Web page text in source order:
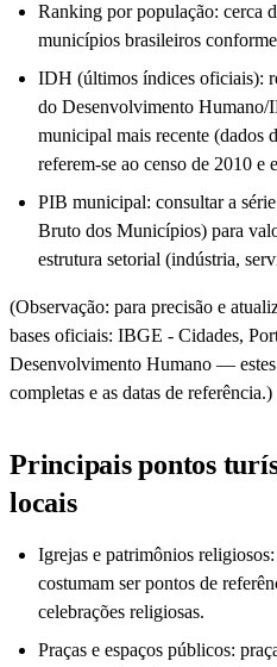
Ranking por população: cerca
municípios brasileiros
IDH (últimos índices oficiais):
do Desenvolvimento
municipal mais recente (dados
referem-se ao censo de 2010 e
PIB municipal: consultar a
Bruto dos Municípios) para
estrutura setorial (indústria,
(Observação: para precisão e
bases oficiais: IBGE - Cidades,
Desenvolvimento Humano — estes
completas e as datas de referência.)
Principais pontos
locais
Igrejas e patrimônios
costumam ser pontos de
celebrações religiosas.
Praças e espaços públicos: